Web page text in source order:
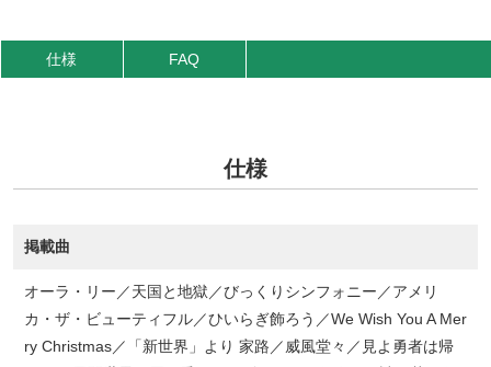
仕様 FAQ
仕様
掲載曲
オーラ・リー／天国と地獄／びっくりシンフォニー／アメリ
カ・ザ・ビューティフル／ひいらぎ飾ろう／We Wish You A Mer
ry Christmas／「新世界」より 家路／威風堂々／見よ勇者は帰